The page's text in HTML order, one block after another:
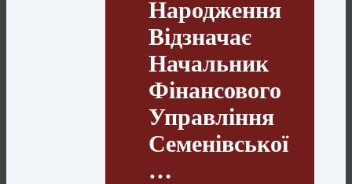
Народження
Відзначає
Начальник
Фінансового
Управління
Семенівської
…